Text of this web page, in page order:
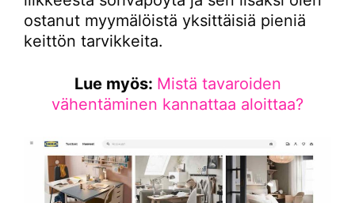
ostanut myymälöistä yksittäisiä pieniä
keittön tarvikkeita.
Lue myös: Mistä tavaroiden
vähentäminen kannattaa aloittaa?